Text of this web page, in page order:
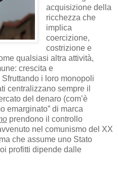
acquisizione della
ricchezza che
implica
coercizione,
costrizione e
qualsiasi altra attività,
crescita e
i loro monopoli
centralizzano sempre il
del denaro (com’è
emarginato” di marca
prendono il controllo
nel comunismo del XX
che assume uno Stato
profitti dipende dalle